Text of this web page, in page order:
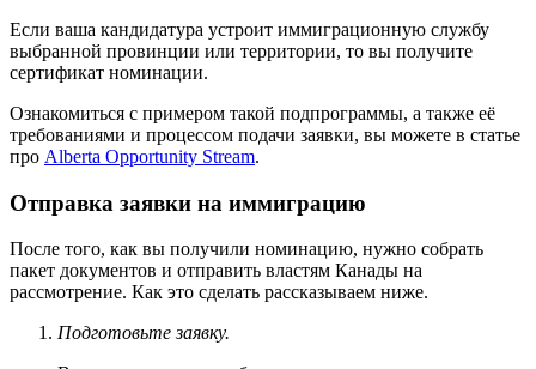
Если ваша кандидатура устроит иммиграционную службу
выбранной провинции или территории, то вы получите
сертификат номинации.
Ознакомиться с примером такой подпрограммы, а также её
требованиями и процессом подачи заявки, вы можете в статье
про Alberta Opportunity Stream.
Отправка заявки на иммиграцию
После того, как вы получили номинацию, нужно собрать
пакет документов и отправить властям Канады на
рассмотрение. Как это сделать рассказываем ниже.
Подготовьте заявку.